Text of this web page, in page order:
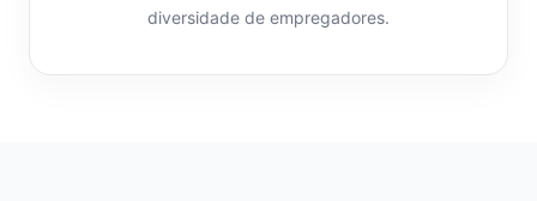
diversidade de empregadores.